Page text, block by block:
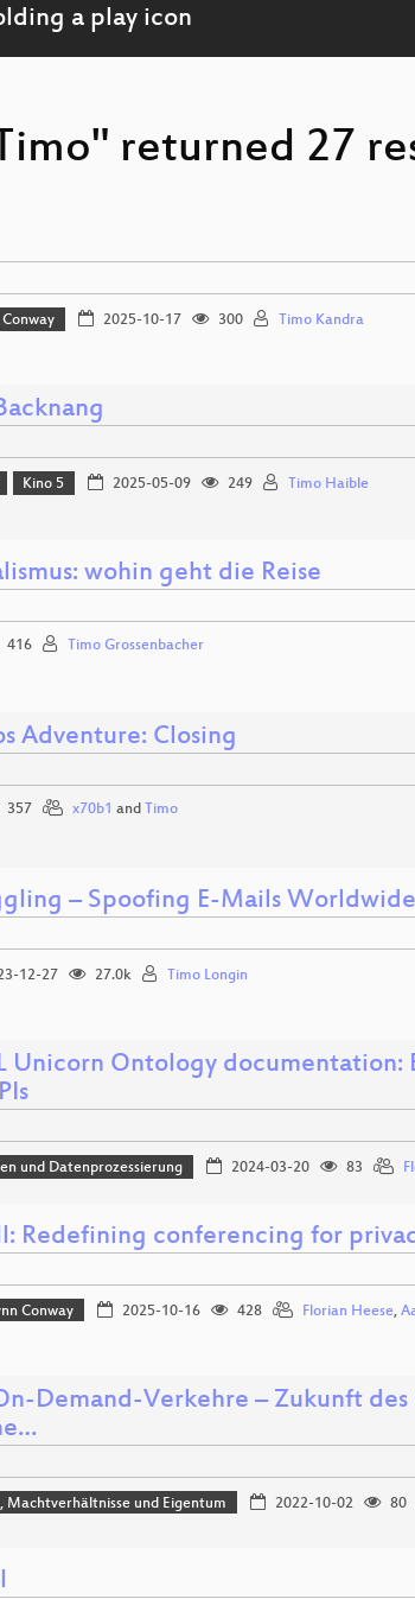
returned 27
Conway 2025-10-17 300 Timo Kandra
Kino 5 2025-05-09 249 Timo Haible
wohin geht die Reise
416 Timo Grossenbacher
Adventure: Closing
357 x70b1 and Timo
– Spoofing E-Mails Worldwide
12-27 27.0k Timo Longin
Unicorn Ontology documentation:
und Datenprozessierung 2024-03-20 83
Redefining conferencing for
Conway 2025-10-16 428 Florian Heese,
Demand-Verkehre – Zukunft des
Machtverhältnisse und Eigentum 2022-10-02 80